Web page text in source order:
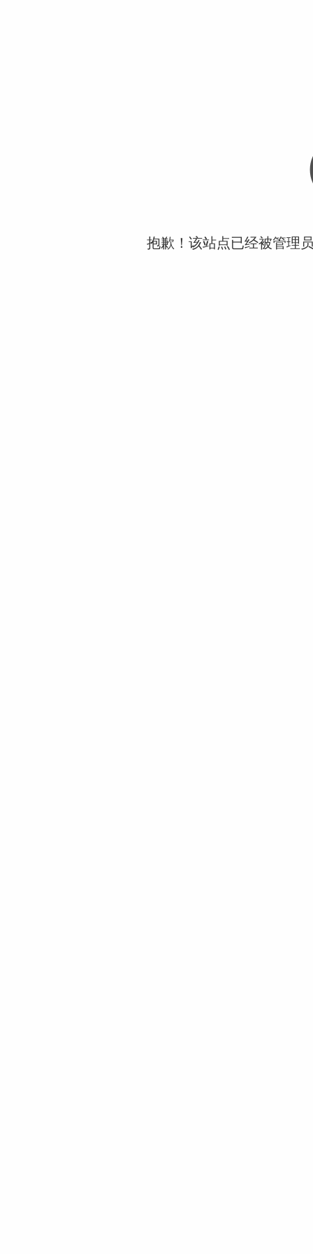
抱歉！该站点已经被管理